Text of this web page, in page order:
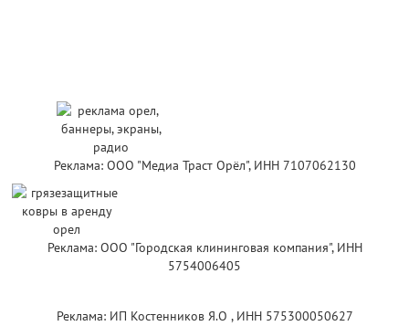
Реклама: ООО "Медиа Траст Орёл", ИНН 7107062130
Реклама: ООО "Городская клининговая компания", ИНН
5754006405
Реклама: ИП Костенников Я.О , ИНН 575300050627